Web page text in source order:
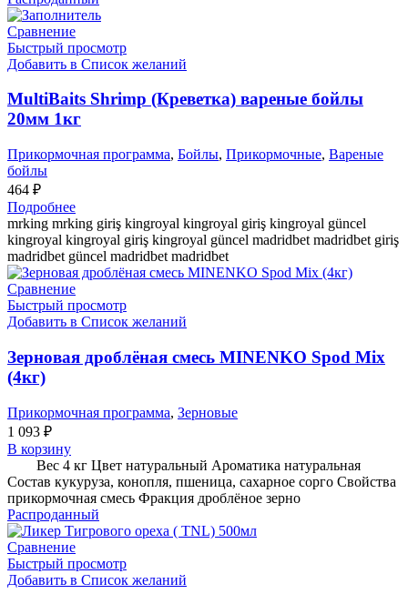
Сравнение
Быстрый просмотр
Добавить в Список желаний
MultiBaits Shrimp (Креветка) вареные бойлы
20мм 1кг
Прикормочная программа, Бойлы, Прикормочные, Вареные
бойлы
464 ₽
Подробнее
mrking mrking giriş kingroyal kingroyal giriş kingroyal güncel
kingroyal kingroyal giriş kingroyal güncel madridbet madridbet giriş
madridbet güncel madridbet madridbet
Сравнение
Быстрый просмотр
Добавить в Список желаний
Зерновая дроблёная смесь MINENKO Spod Mix
(4кг)
Прикормочная программа, Зерновые
1 093 ₽
В корзину
Вес 4 кг Цвет натуральный Ароматика натуральная
Состав кукуруза, конопля, пшеница, сахарное сорго Свойства
прикормочная смесь Фракция дроблёное зерно
Распроданный
Сравнение
Быстрый просмотр
Добавить в Список желаний